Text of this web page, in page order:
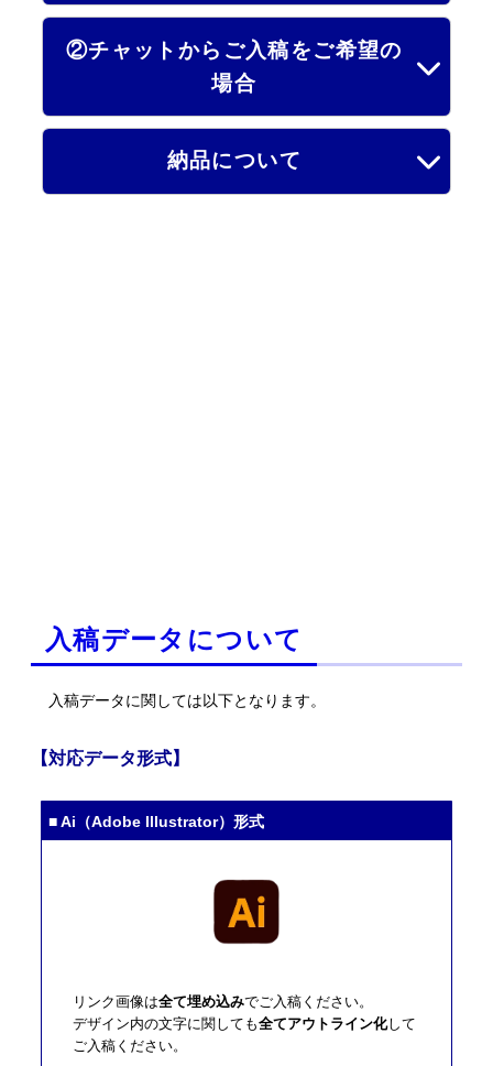
②チャットからご入稿をご希望の
場合
納品について
入稿データについて
入稿データに関しては以下となります。
【対応データ形式】
■ Ai（Adobe Illustrator）形式
リンク画像は全て埋め込みでご入稿ください。
デザイン内の文字に関しても全てアウトライン化して
ご入稿ください。